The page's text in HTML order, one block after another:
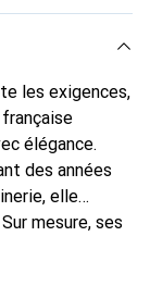
les exigences,
élégance.
des années
elle
mesure, ses
pour votre